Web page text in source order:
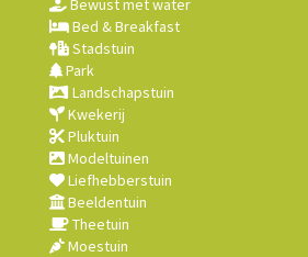
Bewust met water
Bed & Breakfast
Stadstuin
Park
Landschapstuin
Kwekerij
Pluktuin
Modeltuinen
Liefhebberstuin
Beeldentuin
Theetuin
Moestuin